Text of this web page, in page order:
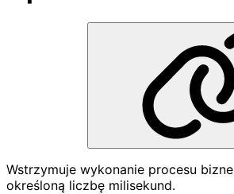
Wstrzymuje wykonanie procesu
określoną liczbę milisekund.